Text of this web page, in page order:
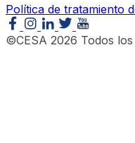
Política de tratamiento
©CESA 2026 Todos